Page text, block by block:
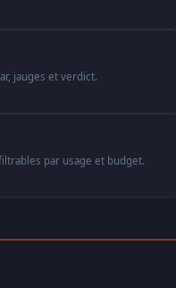
jauges et verdict.
par usage et budget.